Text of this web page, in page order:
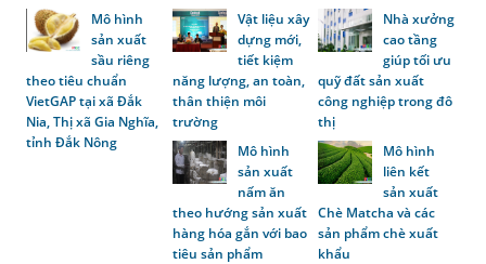
Mô hình
sản xuất
sầu riêng
theo tiêu chuẩn
VietGAP tại xã Đắk
Nia, Thị xã Gia Nghĩa,
tỉnh Đắk Nông
Vật liệu xây
dựng mới,
tiết kiệm
năng lượng, an toàn,
thân thiện môi
trường
Nhà xưởng
cao tầng
giúp tối ưu
quỹ đất sản xuất
công nghiệp trong đô
thị
Mô hình
sản xuất
nấm ăn
theo hướng sản xuất
hàng hóa gắn với bao
tiêu sản phẩm
Mô hình
liên kết
sản xuất
Chè Matcha và các
sản phẩm chè xuất
khẩu